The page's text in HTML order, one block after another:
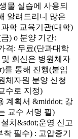
물 실습에 사용되
알려드리니 많은
학 교육기관(대학)
) o 분양 기간:
격: 무료(단과대학
회신은 병원체자
를 통해 진행(붙임
체자원 분양 신청
수로 지정)
계획서 &middot; 강
교수 서명 필)
치&sdot;운영 신고
필수) : 고압증기